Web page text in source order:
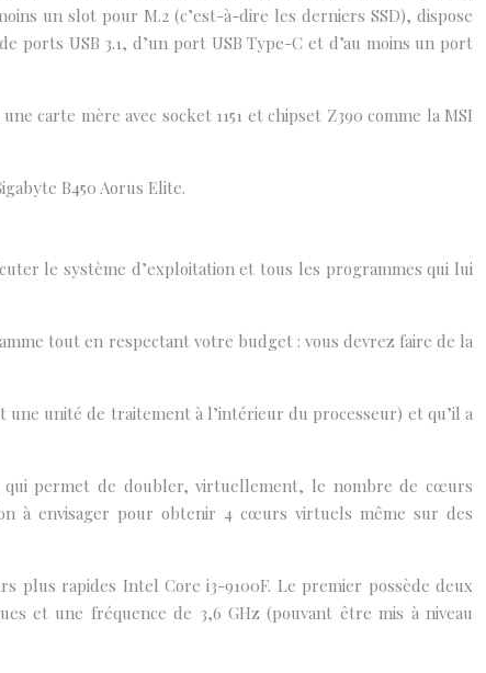
un slot pour M.2 (c’est-à-dire les derniers SSD), dispose
ports USB 3.1, d’un port USB Type-C et d’au moins un port
carte mère avec socket 1151 et chipset Z390 comme la MSI
B450 Aorus Elite.
le système d’exploitation et tous les programmes qui lui
tout en respectant votre budget : vous devrez faire de la
une unité de traitement à l’intérieur du processeur) et qu’il a
qui permet de doubler, virtuellement, le nombre de cœurs
à envisager pour obtenir 4 cœurs virtuels même sur des
plus rapides Intel Core i3-9100F. Le premier possède deux
et une fréquence de 3,6 GHz (pouvant être mis à niveau